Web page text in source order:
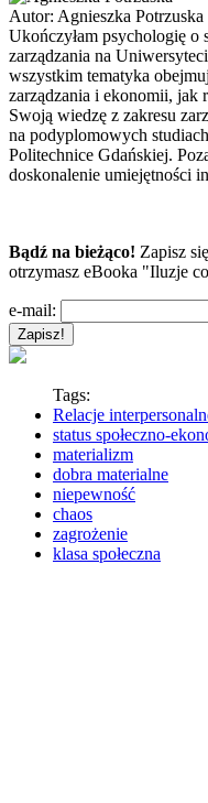
Autor: Agnieszka Potrzuska
Ukończyłam psychologię o
zarządzania na
wszystkim tematyka
zarządzania i ekonomii, jak
Swoją wiedzę z zakresu
na podyplomowych
Politechnice Gdańskiej.
doskonalenie umiejętności
Bądź na bieżąco! Zapisz
otrzymasz eBooka "Iluzje
e-mail:
Tags:
Relacje
status społeczno-
materializm
dobra materialne
niepewność
chaos
zagrożenie
klasa społeczna